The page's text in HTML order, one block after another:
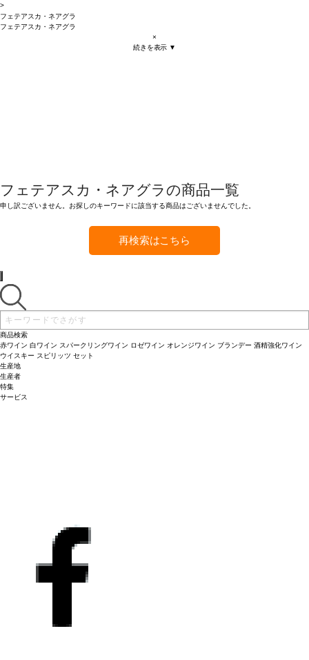
>
フェテアスカ・ネアグラ
フェテアスカ・ネアグラ
×
続きを表示 ▼
フェテアスカ・ネアグラの商品一覧
申し訳ございません。お探しのキーワードに該当する商品はございませんでした。
再検索はこちら
商品検索
赤ワイン 白ワイン スパークリングワイン ロゼワイン オレンジワイン ブランデー 酒精強化ワイン
ウイスキー スピリッツ セット
生産地
生産者
特集
サービス